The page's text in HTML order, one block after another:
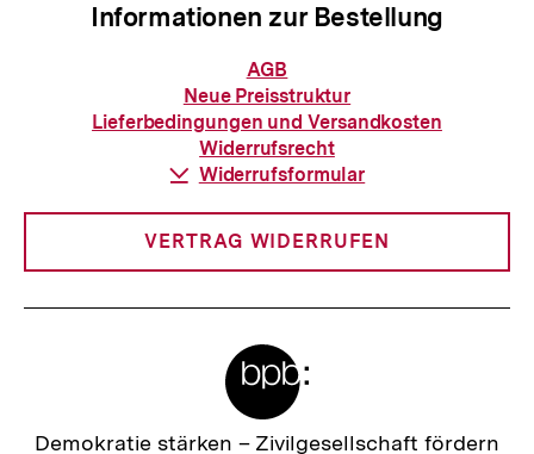
Informationen zur Bestellung
Informationen
zur
Bestellung
AGB
Neue Preisstruktur
Lieferbedingungen und Versandkosten
Widerrufsrecht
Download-
Widerrufsformular
VERTRAG WIDERRUFEN
Zur
Demokratie stärken – Zivilgesellschaft fördern